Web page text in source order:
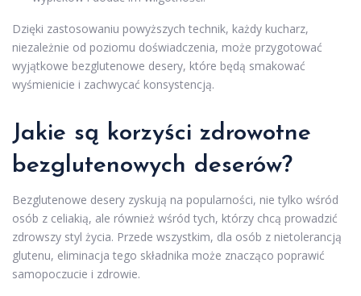
Dzięki zastosowaniu powyższych technik, każdy kucharz,
niezależnie od poziomu doświadczenia, może przygotować
wyjątkowe bezglutenowe desery, które będą smakować
wyśmienicie i zachwycać konsystencją.
Jakie są korzyści zdrowotne
bezglutenowych deserów?
Bezglutenowe desery zyskują na popularności, nie tylko wśród
osób z celiakią, ale również wśród tych, którzy chcą prowadzić
zdrowszy styl życia. Przede wszystkim, dla osób z nietolerancją
glutenu, eliminacja tego składnika może znacząco poprawić
samopoczucie i zdrowie.